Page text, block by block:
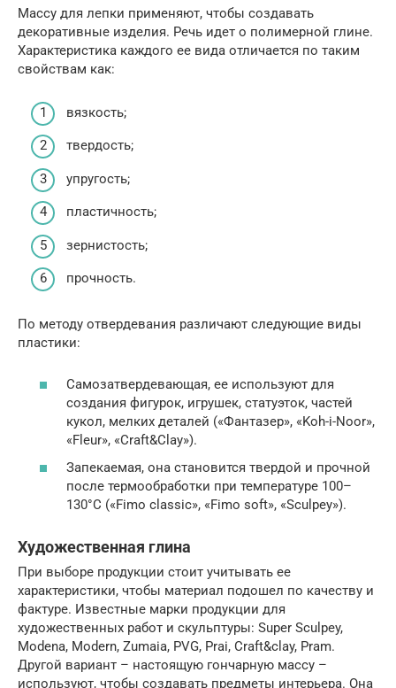
Массу для лепки применяют, чтобы создавать
декоративные изделия. Речь идет о полимерной глине.
Характеристика каждого ее вида отличается по таким
свойствам как:
вязкость;
твердость;
упругость;
пластичность;
зернистость;
прочность.
По методу отвердевания различают следующие виды
пластики:
Самозатвердевающая, ее используют для
создания фигурок, игрушек, статуэток, частей
кукол, мелких деталей («Фантазер», «Koh-i-Noor»,
«Fleur», «Craft&Clay»).
Запекаемая, она становится твердой и прочной
после термообработки при температуре 100–
130°С («Fimo classic», «Fimo soft», «Sculpey»).
Художественная глина
При выборе продукции стоит учитывать ее
характеристики, чтобы материал подошел по качеству и
фактуре. Известные марки продукции для
художественных работ и скульптуры: Super Sculpey,
Modena, Modern, Zumaia, PVG, Prai, Craft&clay, Pram.
Другой вариант – настоящую гончарную массу –
используют, чтобы создавать предметы интерьера. Она